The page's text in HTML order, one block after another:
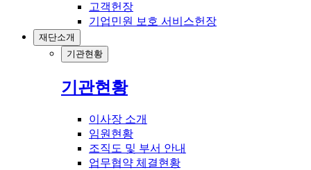
고객헌장
기업민원 보호 서비스헌장
재단소개
기관현황
기관현황
이사장 소개
임원현황
조직도 및 부서 안내
업무협약 체결현황